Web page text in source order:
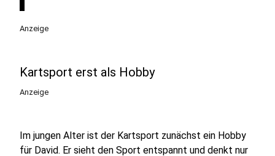
Anzeige
Kartsport erst als Hobby
Anzeige
Im jungen Alter ist der Kartsport zunächst ein Hobby
für David. Er sieht den Sport entspannt und denkt nur